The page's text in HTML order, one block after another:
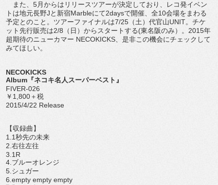
また、5月からはリリースツアーが決定しており、レコ発イベン
トは地元長野Jと新宿Marbleにて2daysで開催、全10会場をまわる
予定とのこと。ツアーファイナルは7/25（土）代官山UNIT。チケ
ット先行販売は2/8（日）からスタートする(東名阪のみ）。2015年
超期待のニューカマー NECOKICKS、是非この機会にチェックして
みてほしい。
NECOKICKS
Album『ネコキ名人スーパーベスト』
FIVER-026
￥1,800＋税
2015/4/22 Release
【収録曲】
1.1秒先の未来
2.右往左往
3.1R
4.ブルーオレンジ
5.シュガー
6.empty empty empty